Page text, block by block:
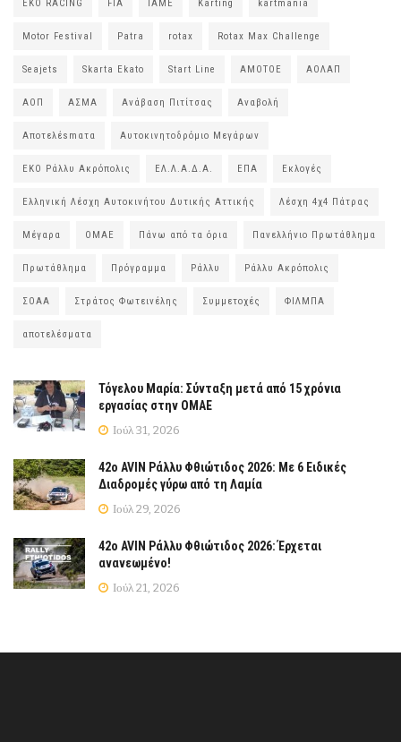
EKO RACING FIA IAME Karting kartmania
Motor Festival Patra rotax Rotax Max Challenge
Seajets Skarta Ekato Start Line ΑΜΟΤΟΕ ΑΟΛΑΠ
ΑΟΠ ΑΣΜΑ Ανάβαση Πιτίτσας Αναβολή
Αποτελέsmατα Αυτοκινητοδρόμιο Μεγάρων
ΕΚΟ Ράλλυ Ακρόπολις ΕΛ.Λ.Α.Δ.Α. ΕΠΑ Εκλογές
Ελληνική Λέσχη Αυτοκινήτου Δυτικής Αττικής Λέσχη 4χ4 Πάτρας
Μέγαρα ΟΜΑΕ Πάνω από τα όρια Πανελλήνιο Πρωτάθλημα
Πρωτάθλημα Πρόγραμμα Ράλλυ Ράλλυ Ακρόπολις
ΣΟΑΑ Στράτος Φωτεινέλης Συμμετοχές ΦΙΛΜΠΑ
αποτελέσματα
Τόγελου Μαρία: Σύνταξη μετά από 15 χρόνια
εργασίας στην ΟΜΑΕ
Ιούλ 31, 2026
42ο AVIN Ράλλυ Φθιώτιδος 2026: Με 6 Ειδικές
Διαδρομές γύρω από τη Λαμία
Ιούλ 29, 2026
42ο AVIN Ράλλυ Φθιώτιδος 2026: Έρχεται
ανανεωμένο!
Ιούλ 21, 2026